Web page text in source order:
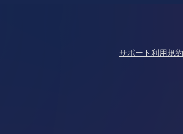
サポート利用規約